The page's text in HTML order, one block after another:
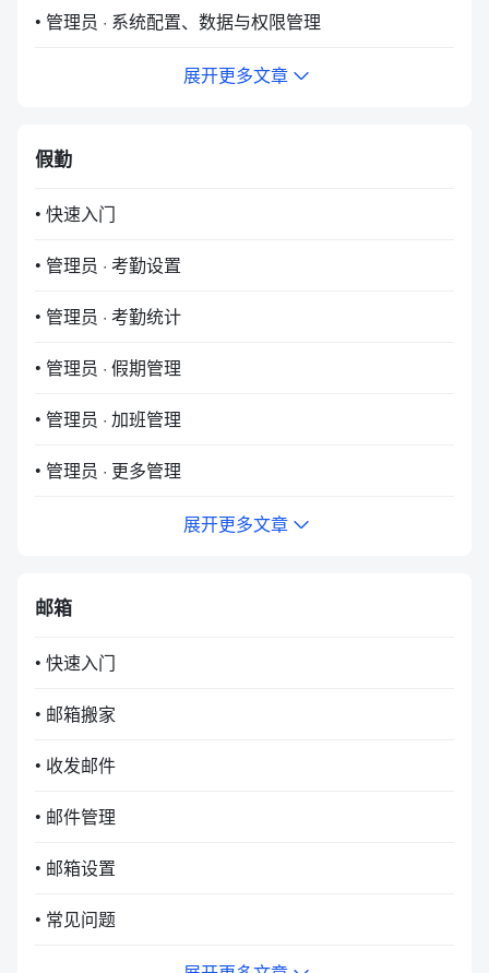
• 管理员 · 系统配置、数据与权限管理
展开更多文章
假勤
• 快速入门
• 管理员 · 考勤设置
• 管理员 · 考勤统计
• 管理员 · 假期管理
• 管理员 · 加班管理
• 管理员 · 更多管理
展开更多文章
邮箱
• 快速入门
• 邮箱搬家
• 收发邮件
• 邮件管理
• 邮箱设置
• 常见问题